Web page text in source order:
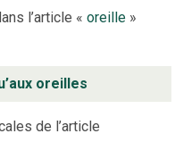
l’article « oreille»
oreilles
de l’article